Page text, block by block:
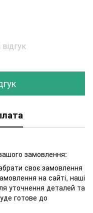
замовлення:
своє замовлення
на сайті, наші
уточнення деталей та
готове до